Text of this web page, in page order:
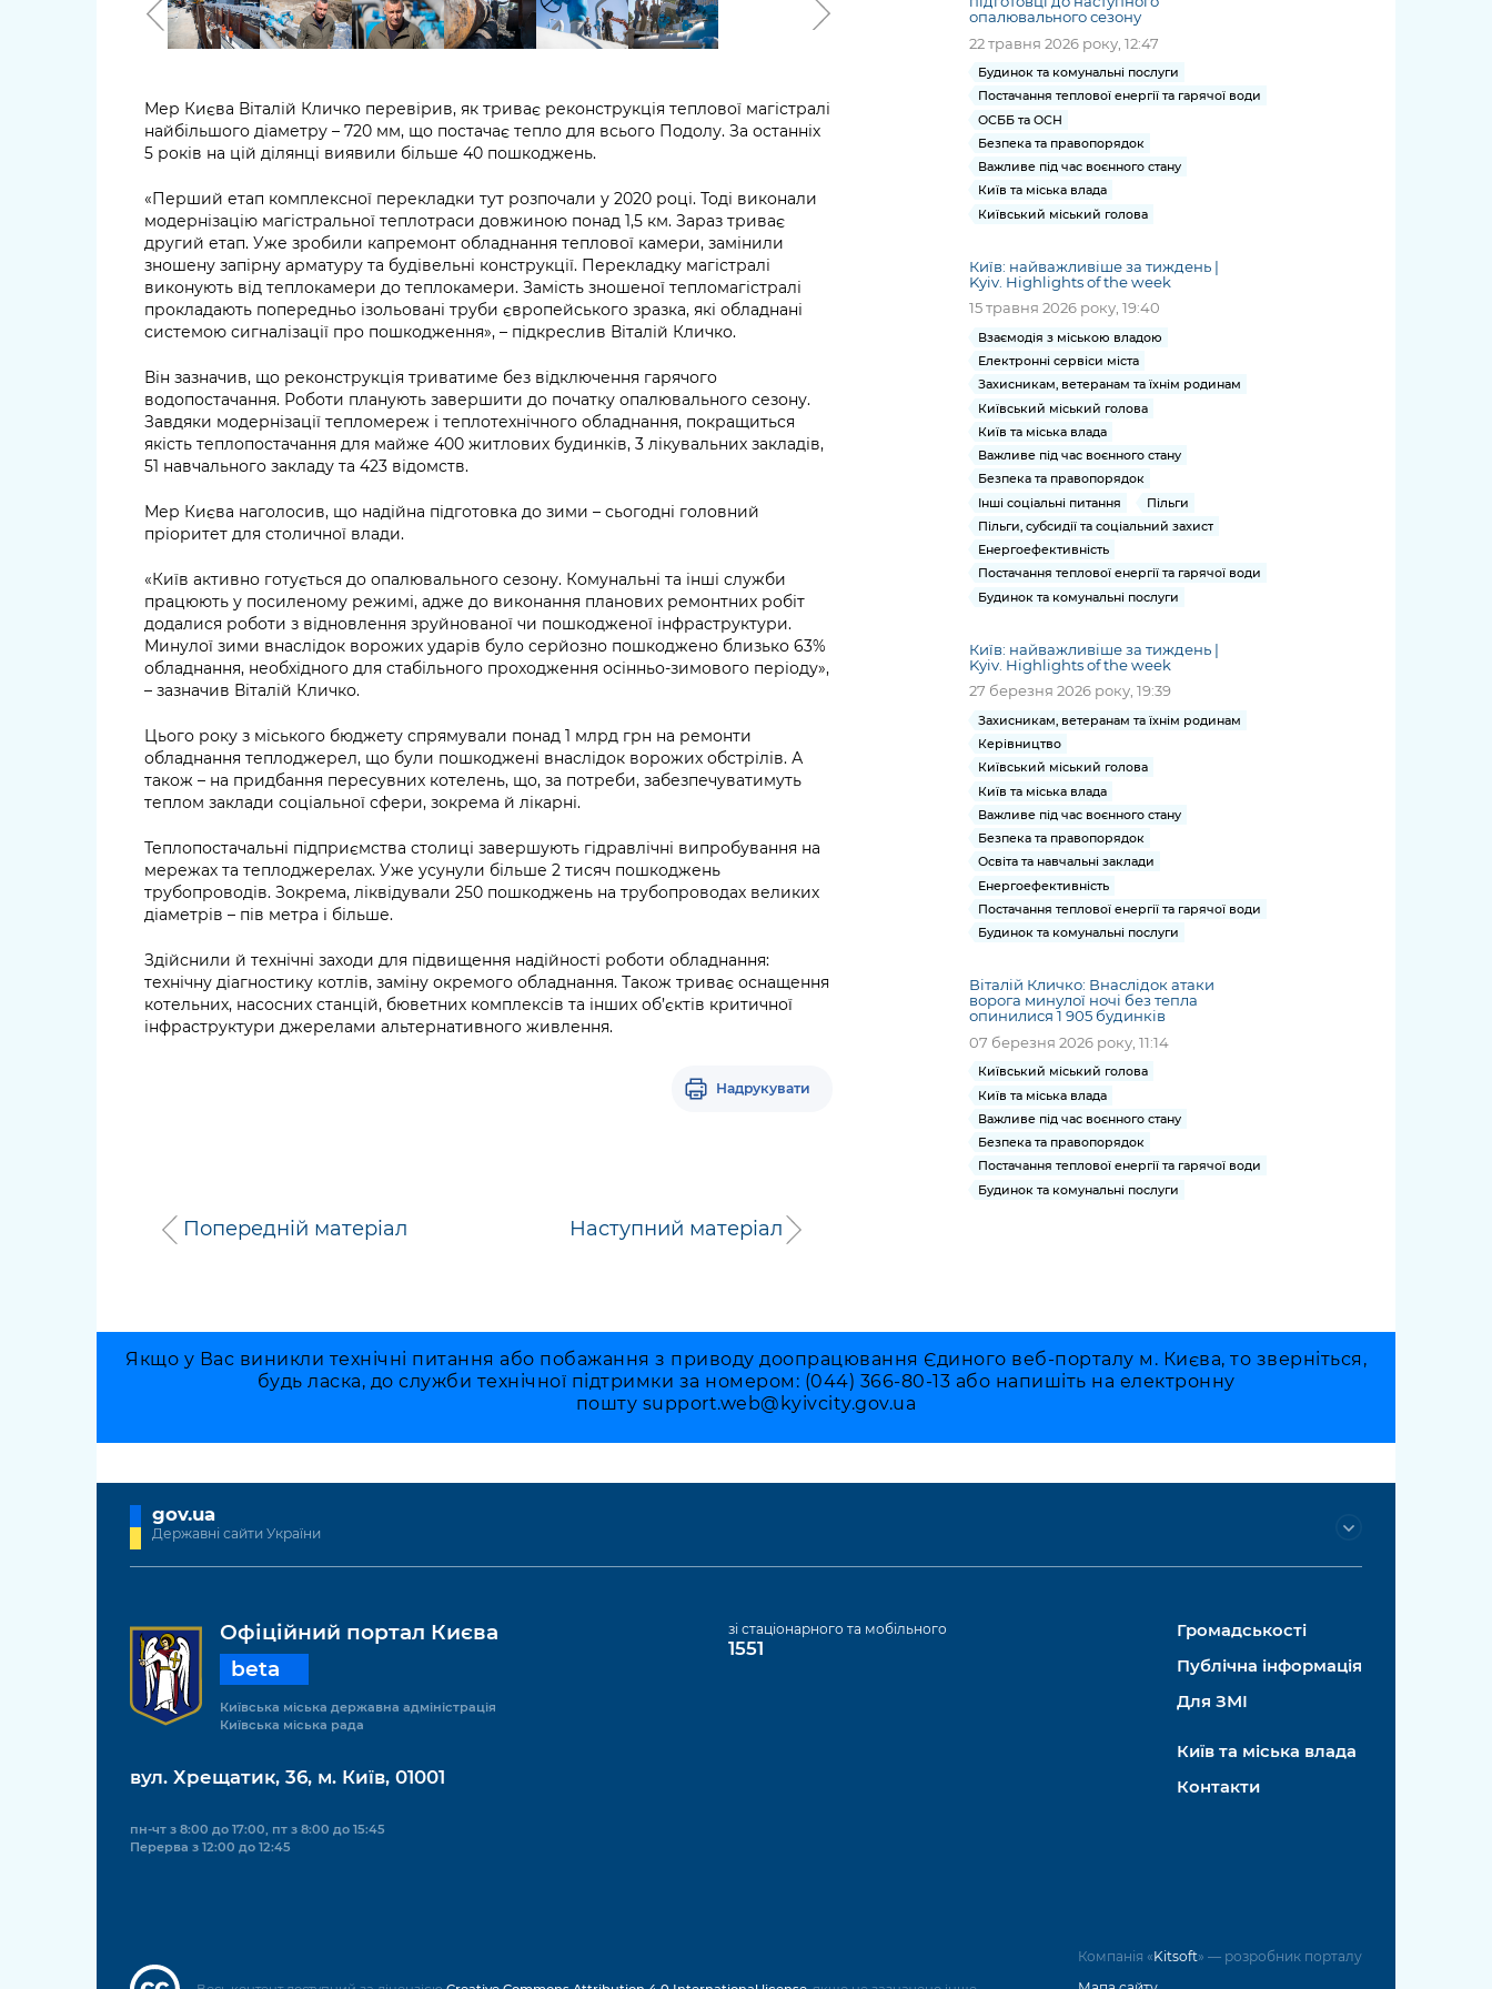
Мер Києва Віталій Кличко перевірив, як триває реконструкція теплової магістралі
найбільшого діаметру – 720 мм, що постачає тепло для всього Подолу. За останніх
5 років на цій ділянці виявили більше 40 пошкоджень.
«Перший етап комплексної перекладки тут розпочали у 2020 році. Тоді виконали
модернізацію магістральної теплотраси довжиною понад 1,5 км. Зараз триває
другий етап. Уже зробили капремонт обладнання теплової камери, замінили
зношену запірну арматуру та будівельні конструкції. Перекладку магістралі
виконують від теплокамери до теплокамери. Замість зношеної тепломагістралі
прокладають попередньо ізольовані труби європейського зразка, які обладнані
системою сигналізації про пошкодження», – підкреслив Віталій Кличко.
Він зазначив, що реконструкція триватиме без відключення гарячого
водопостачання. Роботи планують завершити до початку опалювального сезону.
Завдяки модернізації тепломереж і теплотехнічного обладнання, покращиться
якість теплопостачання для майже 400 житлових будинків, 3 лікувальних закладів,
51 навчального закладу та 423 відомств.
Мер Києва наголосив, що надійна підготовка до зими – сьогодні головний
пріоритет для столичної влади.
«Київ активно готується до опалювального сезону. Комунальні та інші служби
працюють у посиленому режимі, адже до виконання планових ремонтних робіт
додалися роботи з відновлення зруйнованої чи пошкодженої інфраструктури.
Минулої зими внаслідок ворожих ударів було серйозно пошкоджено близько 63%
обладнання, необхідного для стабільного проходження осінньо-зимового періоду»,
– зазначив Віталій Кличко.
Цього року з міського бюджету спрямували понад 1 млрд грн на ремонти
обладнання теплоджерел, що були пошкоджені внаслідок ворожих обстрілів. А
також – на придбання пересувних котелень, що, за потреби, забезпечуватимуть
теплом заклади соціальної сфери, зокрема й лікарні.
Теплопостачальні підприємства столиці завершують гідравлічні випробування на
мережах та теплоджерелах. Уже усунули більше 2 тисяч пошкоджень
трубопроводів. Зокрема, ліквідували 250 пошкоджень на трубопроводах великих
діаметрів – пів метра і більше.
Здійснили й технічні заходи для підвищення надійності роботи обладнання:
технічну діагностику котлів, заміну окремого обладнання. Також триває оснащення
котельних, насосних станцій, бюветних комплексів та інших об’єктів критичної
інфраструктури джерелами альтернативного живлення.
Надрукувати
Попередній матеріал Наступний матеріал
опалювального сезону
22 травня 2026 року, 12:47
Будинок та комунальні послуги
Постачання теплової енергії та гарячої води
ОСББ та ОСН
Безпека та правопорядок
Важливе під час воєнного стану
Київ та міська влада
Київський міський голова
Київ: найважливіше за тиждень |
Kyiv. Highlights of the week
15 травня 2026 року, 19:40
Взаємодія з міською владою
Електронні сервіси міста
Захисникам, ветеранам та їхнім родинам
Київський міський голова
Київ та міська влада
Важливе під час воєнного стану
Безпека та правопорядок
Інші соціальні питання
Пільги
Пільги, субсидії та соціальний захист
Енергоефективність
Постачання теплової енергії та гарячої води
Будинок та комунальні послуги
Київ: найважливіше за тиждень |
Kyiv. Highlights of the week
27 березня 2026 року, 19:39
Захисникам, ветеранам та їхнім родинам
Керівництво
Київський міський голова
Київ та міська влада
Важливе під час воєнного стану
Безпека та правопорядок
Освіта та навчальні заклади
Енергоефективність
Постачання теплової енергії та гарячої води
Будинок та комунальні послуги
Віталій Кличко: Внаслідок атаки
ворога минулої ночі без тепла
опинилися 1 905 будинків
07 березня 2026 року, 11:14
Київський міський голова
Київ та міська влада
Важливе під час воєнного стану
Безпека та правопорядок
Постачання теплової енергії та гарячої води
Будинок та комунальні послуги
Якщо у Вас виникли технічні питання або побажання з приводу доопрацювання Єдиного веб-порталу м. Києва, то зверніться,
будь ласка, до служби технічної підтримки за номером: (044) 366-80-13 або напишіть на електронну
пошту support.web@kyivcity.gov.ua
gov.ua
Державні сайти України
Офіційний портал Києва
beta
Київська міська державна адміністрація
Київська міська рада
вул. Хрещатик, 36, м. Київ, 01001
пн-чт з 8:00 до 17:00, пт з 8:00 до 15:45
Перерва з 12:00 до 12:45
зі стаціонарного та мобільного
1551
Громадськості
Публічна інформація
Для ЗМІ
Київ та міська влада
Контакти
Компанія «Kitsoft» — розробник порталу